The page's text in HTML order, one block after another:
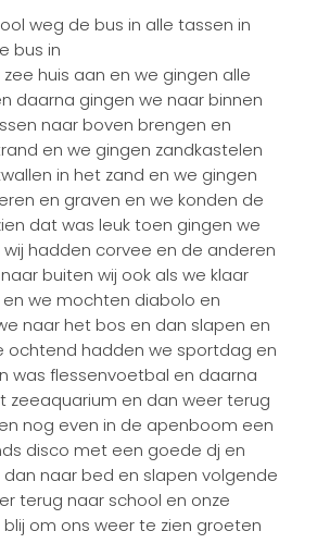
weg de bus in alle tassen in
bus in
huis aan en we gingen alle
daarna gingen we naar binnen
naar boven brengen en
en we gingen zandkastelen
in het zand en we gingen
en graven en we konden de
dat was leuk toen gingen we
hadden corvee en de anderen
buiten wij ook als we klaar
we mochten diabolo en
naar het bos en dan slapen en
ochtend hadden we sportdag en
was flessenvoetbal en daarna
zeeaquarium en dan weer terug
nog even in de apenboom een
disco met een goede dj en
naar bed en slapen volgende
terug naar school en onze
om ons weer te zien groeten